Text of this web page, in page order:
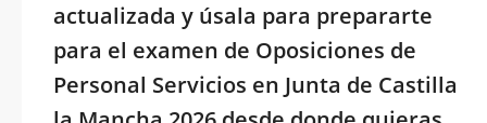
actualizada y úsala para prepararte
para el examen de Oposiciones de
Personal Servicios en Junta de Castilla